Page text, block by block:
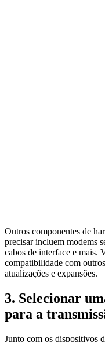
Outros componentes de
precisar incluem modems
cabos de interface e mais.
compatibilidade com
atualizações e expansões.
3. Selecionar
para a
Junto com os dispositivos